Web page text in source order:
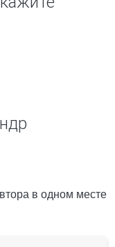
в одном месте